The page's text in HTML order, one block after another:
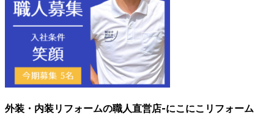
外装・内装リフォームの職人直営店-にこにこリフォーム